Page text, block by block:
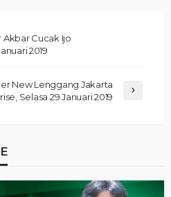
Akbar Cucak Ijo
2019
New Lenggang Jakarta
Selasa 29 Januari 2019